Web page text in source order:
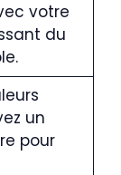
votre
du
un
pour